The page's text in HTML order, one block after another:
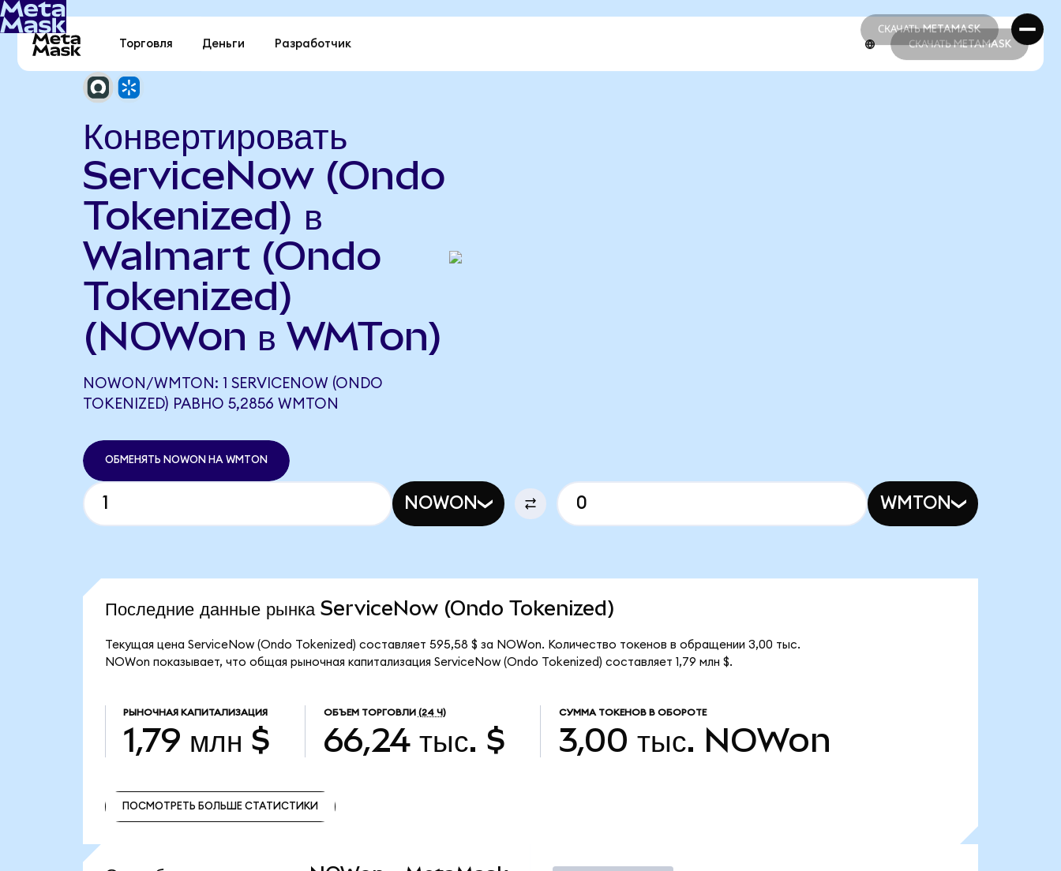
СКАЧАТЬ METAMASK
СКАЧАТЬ METAMASK
Торговля Деньги Разработчик СКАЧАТЬ METAMASK
Конвертировать
ServiceNow (Ondo
Tokenized) в
Walmart (Ondo
Tokenized)
(NOWon в WMTon)
NOWON/WMTON: 1 SERVICENOW (ONDO
TOKENIZED) РАВНО 5,2856 WMTON
ОБМЕНЯТЬ NOWON НА WMTON
NOWON WMTON
Последние данные рынка ServiceNow (Ondo Tokenized)
Текущая цена ServiceNow (Ondo Tokenized) составляет 595,58 $ за NOWon. Количество токенов в обращении 3,00 тыс.
NOWon показывает, что общая рыночная капитализация ServiceNow (Ondo Tokenized) составляет 1,79 млн $.
РЫНОЧНАЯ КАПИТАЛИЗАЦИЯ
1,79 млн $
ОБЪЕМ ТОРГОВЛИ (24 Ч)
66,24 тыс. $
СУММА ТОКЕНОВ В ОБОРОТЕ
3,00 тыс. NOWon
ПОСМОТРЕТЬ БОЛЬШЕ СТАТИСТИКИ